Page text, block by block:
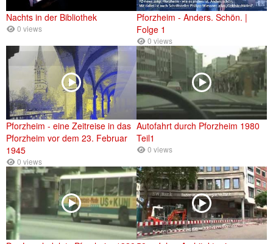
Nachts in der Bibliothek
0 views
Pforzheim - Anders. Schön. |
Folge 1
0 views
Pforzheim - eine Zeitreise in das
Pforzheim vor dem 23. Februar
1945
0 views
Autofahrt durch Pforzheim 1980
Teil1
0 views